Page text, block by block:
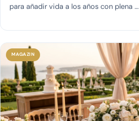
para añadir vida a los años con plena …
MAGAZIN